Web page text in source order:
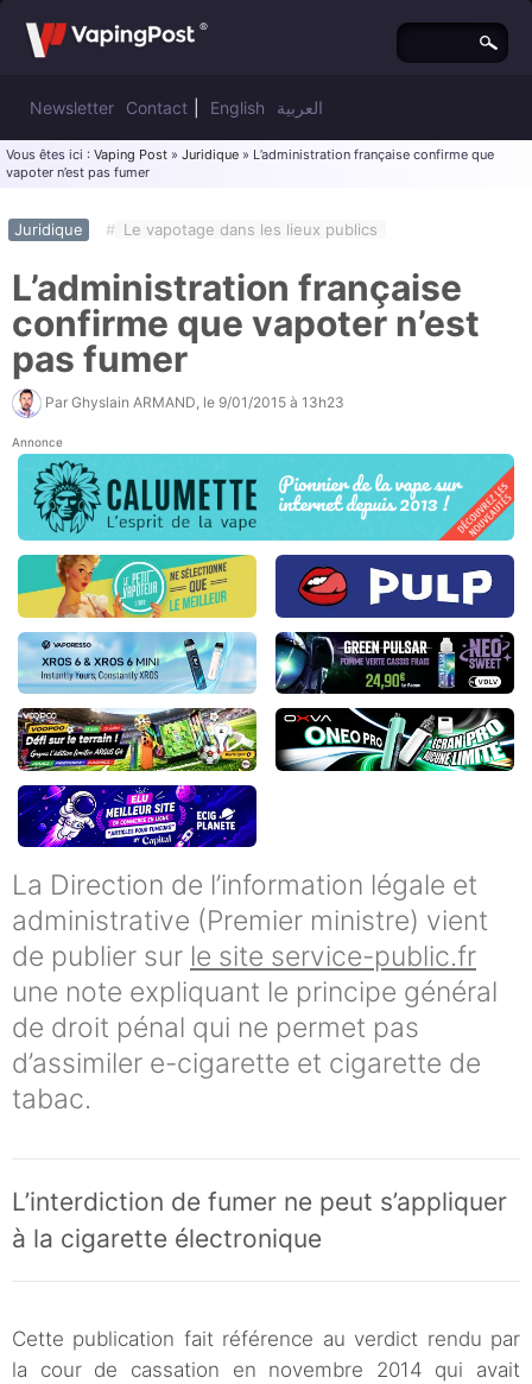
Newsletter Contact English العربية
Vous êtes ici : Vaping Post » Juridique » L’administration française confirme que
vapoter n’est pas fumer
Juridique # Le vapotage dans les lieux publics
L’administration française
confirme que vapoter n’est
pas fumer
Par Ghyslain ARMAND , le 9/01/2015 à 13h23
Annonce
La Direction de l’information légale et
administrative (Premier ministre) vient
de publier sur le site service-public.fr
une note expliquant le principe général
de droit pénal qui ne permet pas
d’assimiler e-cigarette et cigarette de
tabac.
L’interdiction de fumer ne peut s’appliquer
à la cigarette électronique
Cette publication fait référence au verdict rendu par
la cour de cassation en novembre 2014 qui avait